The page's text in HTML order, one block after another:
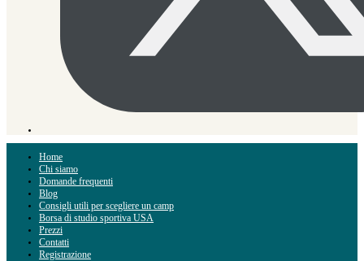
Home
Chi siamo
Domande frequenti
Blog
Consigli utili per scegliere un camp
Borsa di studio sportiva USA
Prezzi
Contatti
Registrazione